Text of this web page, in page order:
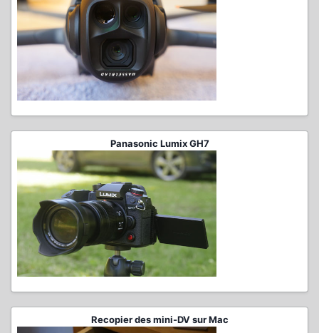
Panasonic Lumix GH7
Recopier des mini-DV sur Mac